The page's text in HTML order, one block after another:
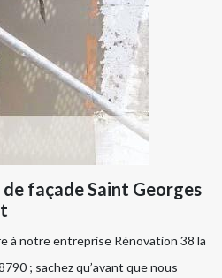
façade Saint Georges
à notre entreprise Rénovation 38 la
; sachez qu’avant que nous